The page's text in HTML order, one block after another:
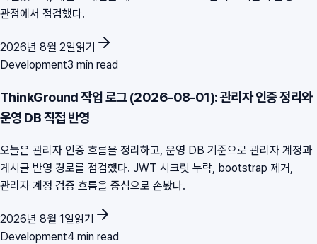
관점에서 점검했다.
2026년 8월 2일읽기
Development3 min read
ThinkGround 작업 로그 (2026-08-01): 관리자 인증 정리와
운영 DB 직접 반영
오늘은 관리자 인증 흐름을 정리하고, 운영 DB 기준으로 관리자 계정과
게시글 반영 경로를 점검했다. JWT 시크릿 누락, bootstrap 제거,
관리자 계정 검증 흐름을 중심으로 손봤다.
2026년 8월 1일읽기
Development4 min read